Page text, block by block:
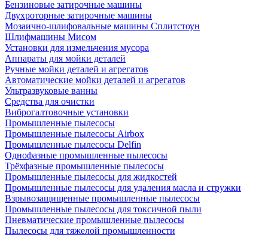
Бензиновые затирочные машины
Двухроторные затирочные машины
Мозаично-шлифовальные машины Сплитстоун
Шлифмашины Мисом
Установки для измельчения мусора
Аппараты для мойки деталей
Ручные мойки деталей и агрегатов
Автоматические мойки деталей и агрегатов
Ультразвуковые ванны
Средства для очистки
Виброгалтовочные установки
Промышленные пылесосы
Промышленные пылесосы Airbox
Промышленные пылесосы Delfin
Однофазные промышленные пылесосы
Трёхфазные промышленные пылесосы
Промышленные пылесосы для жидкостей
Промышленные пылесосы для удаления масла и стружки
Взрывозащищенные промышленные пылесосы
Промышленные пылесосы для токсичной пыли
Пневматические промышленные пылесосы
Пылесосы для тяжелой промышленности